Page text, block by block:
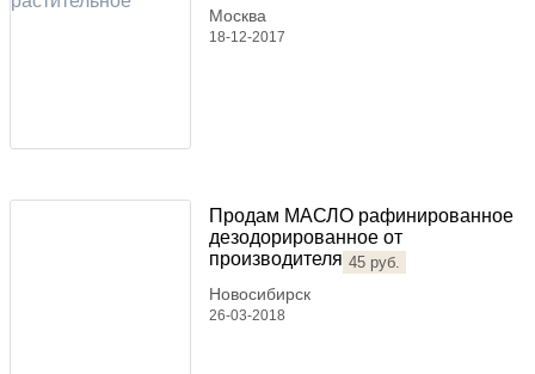
Москва
18-12-2017
Продам МАСЛО рафинированное
дезодорированное от
производителя 45 руб.
Новосибирск
26-03-2018